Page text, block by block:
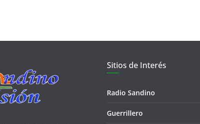
Sitios de Interés
Radio Sandino
Guerrillero